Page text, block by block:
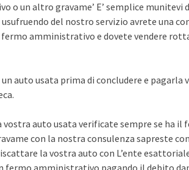
o un altro gravame’ E’ semplice munitevi
del nostro servizio avrete una
amministrativo e dovete vendere
auto usata prima di concludere e
vostra auto usata verificate sempre se
con la nostra consulenza sapreste
la vostra auto con L’ente
fermo amministrativo pagando il debito